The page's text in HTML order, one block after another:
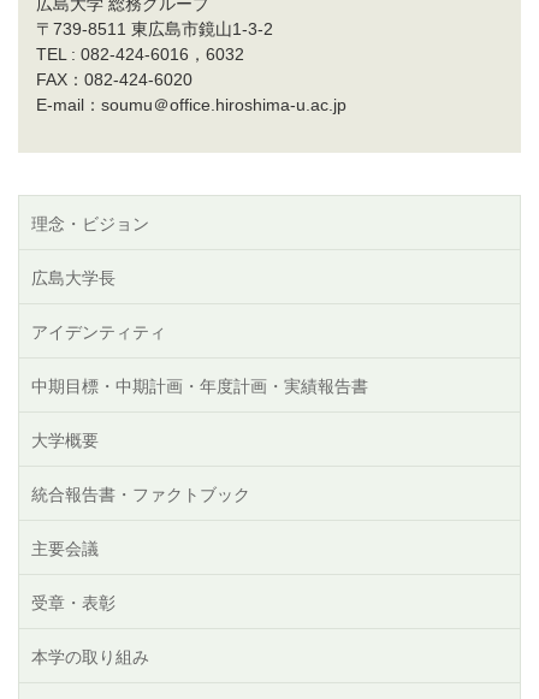
〒739-8511 東広島市鏡山1-3-2
TEL : 082-424-6016，6032
FAX：082-424-6020
E-mail：soumu＠office.hiroshima-u.ac.jp
理念・ビジョン
広島大学長
アイデンティティ
中期目標・中期計画・年度計画・実績報告書
大学概要
統合報告書・ファクトブック
主要会議
受章・表彰
本学の取り組み